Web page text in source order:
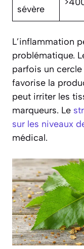
sévère
L’inflammation
problématique.
parfois un cercle
favorise la
peut irriter les
marqueurs. Le
sur les niveaux
médical.